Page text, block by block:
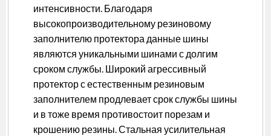
интенсивности. Благодаря
высокопроизводительному резиновому
заполнителю протектора данные шины
являются уникальными шинами с долгим
сроком службы. Широкий агрессивный
протектор с естественным резиновым
заполнителем продлевает срок службы шины
и в тоже время противостоит порезам и
крошению резины. Стальная усилительная